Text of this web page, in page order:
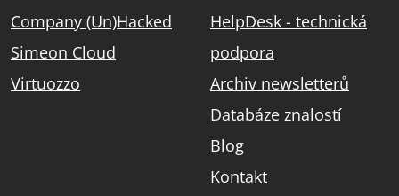
Company (Un)Hacked
Simeon Cloud
Virtuozzo
HelpDesk - technická
podpora
Archiv newsletterů
Databáze znalostí
Blog
Kontakt